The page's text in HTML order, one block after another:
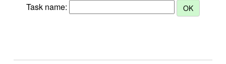
Task name: